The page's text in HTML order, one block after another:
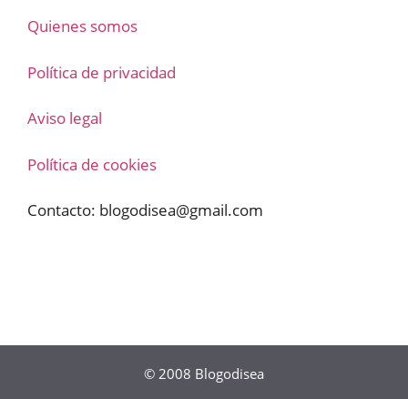
Quienes somos
Política de privacidad
Aviso legal
Política de cookies
Contacto: blogodisea@gmail.com
© 2008 Blogodisea